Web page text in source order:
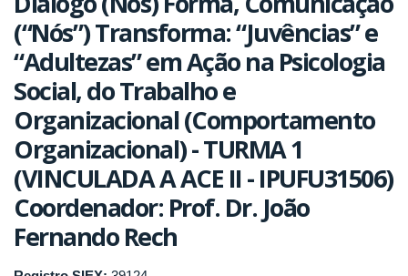
(“Nós”) Transforma: “Juvências” e
“Adultezas” em Ação na Psicologia
Social, do Trabalho e
Organizacional (Comportamento
Organizacional) - TURMA 1
(VINCULADA A ACE II - IPUFU31506)
Coordenador: Prof. Dr. João
Fernando Rech